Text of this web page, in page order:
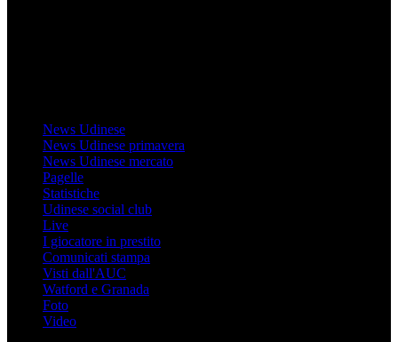
News Udinese
News Udinese primavera
News Udinese mercato
Pagelle
Statistiche
Udinese social club
Live
I giocatore in prestito
Comunicati stampa
Visti dall'AUC
Watford e Granada
Foto
Video